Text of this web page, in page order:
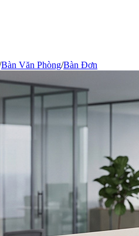
Bàn Văn Phòng/Bàn Đơn